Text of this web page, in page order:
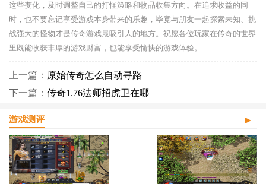
这些变化，及时调整自己的打怪策略和物品收集方向。在追求收益的同
时，也不要忘记享受游戏本身带来的乐趣，毕竟与朋友一起探索未知、挑
战强大的怪物才是传奇游戏最吸引人的地方。祝愿各位玩家在传奇的世界
里既能收获丰厚的游戏财富，也能享受愉快的游戏体验。
上一篇： 原始传奇怎么自动寻路
下一篇： 传奇1.76法师招虎卫在哪
游戏测评